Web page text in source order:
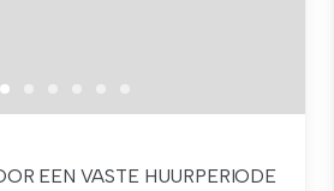
EEN VASTE HUURPERIODE